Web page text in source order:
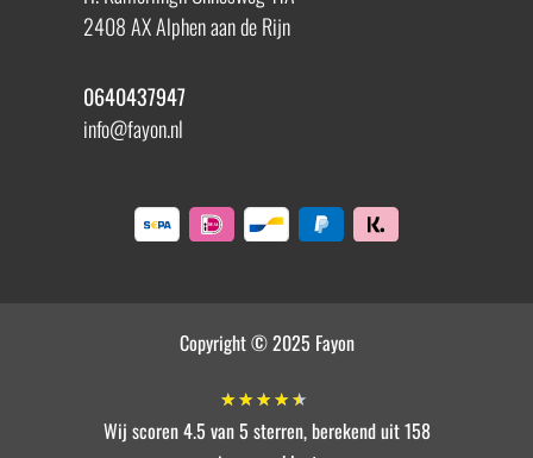
2408 AX Alphen aan de Rijn
0640437947
info@fayon.nl
Copyright © 2025 Fayon
★ ★ ★ ★ ★
Wij scoren 4.5 van 5 sterren, berekend uit 158